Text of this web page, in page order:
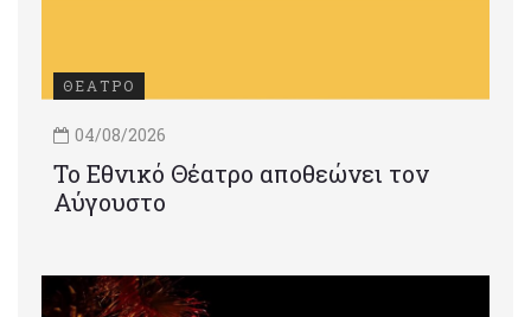
ΘΕΑΤΡΟ
04/08/2026
Το Εθνικό Θέατρο αποθεώνει τον
Αύγουστο